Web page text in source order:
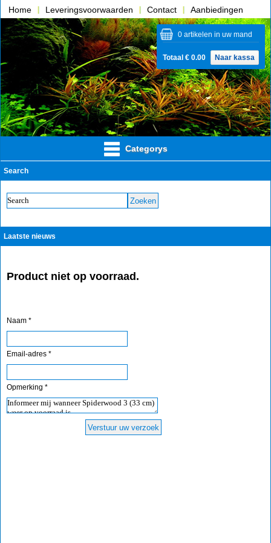
Home Leveringsvoorwaarden Contact
Aanbiedingen
Over ons
Categorys
Search
Laatste nieuws
0 artikelen in uw mand
Totaal € 0.00 Naar kassa
Product niet op voorraad.
Naam *
Email-adres *
Opmerking *